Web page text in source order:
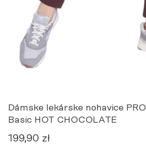
Dámske lekárske nohavice
Basic HOT CHOCOLATE
199,90 zł